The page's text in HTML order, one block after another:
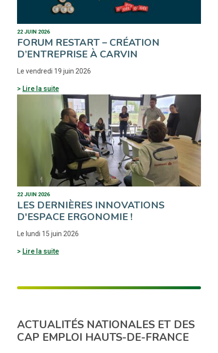
22 JUIN 2026
FORUM RESTART – CRÉATION
D’ENTREPRISE À CARVIN
Le vendredi 19 juin 2026
Lire la suite
22 JUIN 2026
LES DERNIÈRES INNOVATIONS
D'ESPACE ERGONOMIE !
Le lundi 15 juin 2026
Lire la suite
ACTUALITÉS NATIONALES ET DES
CAP EMPLOI HAUTS-DE-FRANCE